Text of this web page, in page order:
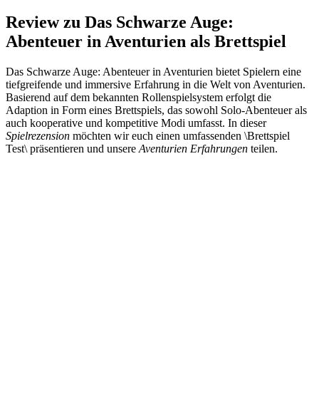
Review zu Das Schwarze Auge:
Abenteuer in Aventurien als Brettspiel
Das Schwarze Auge: Abenteuer in Aventurien bietet Spielern eine
tiefgreifende und immersive Erfahrung in die Welt von Aventurien.
Basierend auf dem bekannten Rollenspielsystem erfolgt die
Adaption in Form eines Brettspiels, das sowohl Solo-Abenteuer als
auch kooperative und kompetitive Modi umfasst. In dieser
Spielrezension möchten wir euch einen umfassenden \Brettspiel
Test\ präsentieren und unsere Aventurien Erfahrungen teilen.